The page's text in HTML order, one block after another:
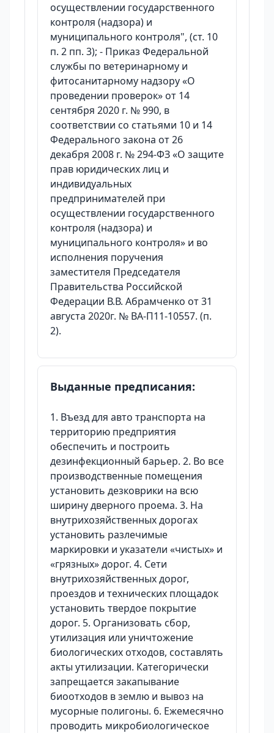
осуществлении государственного
контроля (надзора) и
муниципального контроля", (ст. 10
п. 2 пп. 3); - Приказ Федеральной
службы по ветеринарному и
фитосанитарному надзору «О
проведении проверок» от 14
сентября 2020 г. № 990, в
соответствии со статьями 10 и 14
Федерального закона от 26
декабря 2008 г. № 294-ФЗ «О защите
прав юридических лиц и
индивидуальных
предпринимателей при
осуществлении государственного
контроля (надзора) и
муниципального контроля» и во
исполнения поручения
заместителя Председателя
Правительства Российской
Федерации В.В. Абрамченко от 31
августа 2020г. № ВА-П11-10557. (п.
2).
Выданные предписания:
1. Въезд для авто транспорта на
территорию предприятия
обеспечить и построить
дезинфекционный барьер. 2. Во все
производственные помещения
установить дезковрики на всю
ширину дверного проема. 3. На
внутрихозяйственных дорогах
установить разлечимые
маркировки и указатели «чистых» и
«грязных» дорог. 4. Сети
внутрихозяйственных дорог,
проездов и технических площадок
установить твердое покрытие
дорог. 5. Организовать сбор,
утилизация или уничтожение
биологических отходов, составлять
акты утилизации. Категорически
запрещается закапывание
биоотходов в землю и вывоз на
мусорные полигоны. 6. Ежемесячно
проводить микробиологическое